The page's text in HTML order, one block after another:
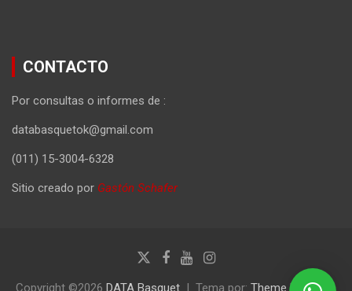
CONTACTO
Por consultas o informes de :
databasquetok@gmail.com
(011) 15-3004-6328
Sitio creado por Gastón Schafer
Copyright ©2026 DATA Basquet Tema por: Theme Horse